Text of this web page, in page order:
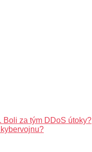
Boli za tým DDoS útoky?